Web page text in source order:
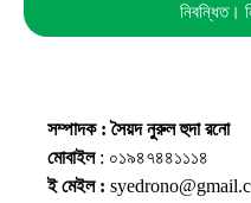
নিবন্ধিত।
সম্পাদক : সৈয়দ নুরুল হুদা রনো
মোবাইল: ০১৯৪৭৪৪১১১৪
ই মেইল :